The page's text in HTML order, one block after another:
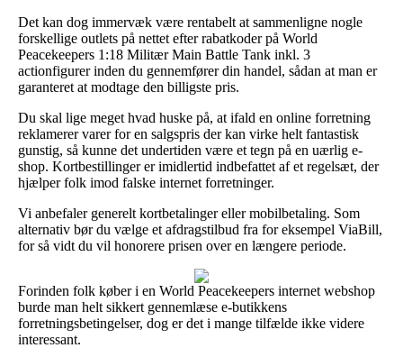
Det kan dog immervæk være rentabelt at sammenligne nogle
forskellige outlets på nettet efter rabatkoder på World
Peacekeepers 1:18 Militær Main Battle Tank inkl. 3
actionfigurer inden du gennemfører din handel, sådan at man er
garanteret at modtage den billigste pris.
Du skal lige meget hvad huske på, at ifald en online forretning
reklamerer varer for en salgspris der kan virke helt fantastisk
gunstig, så kunne det undertiden være et tegn på en uærlig e-
shop. Kortbestillinger er imidlertid indbefattet af et regelsæt, der
hjælper folk imod falske internet forretninger.
Vi anbefaler generelt kortbetalinger eller mobilbetaling. Som
alternativ bør du vælge et afdragstilbud fra for eksempel ViaBill,
for så vidt du vil honorere prisen over en længere periode.
Forinden folk køber i en World Peacekeepers internet webshop
burde man helt sikkert gennemlæse e-butikkens
forretningsbetingelser, dog er det i mange tilfælde ikke videre
interessant.